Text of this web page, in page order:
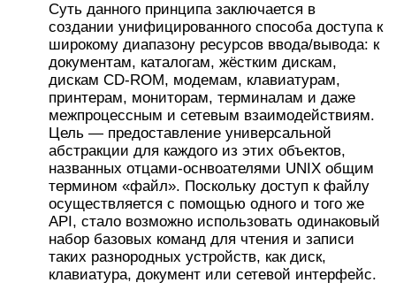
Суть данного принципа заключается в
создании унифицированного способа доступа к
широкому диапазону ресурсов ввода/вывода: к
документам, каталогам, жёстким дискам,
дискам CD-ROM, модемам, клавиатурам,
принтерам, мониторам, терминалам и даже
межпроцессным и сетевым взаимодействиям.
Цель — предоставление универсальной
абстракции для каждого из этих объектов,
названных отцами-оснвоателями UNIX общим
термином «файл». Поскольку доступ к файлу
осуществляется с помощью одного и того же
API, стало возможно использовать одинаковый
набор базовых команд для чтения и записи
таких разнородных устройств, как диск,
клавиатура, документ или сетевой интерфейс.